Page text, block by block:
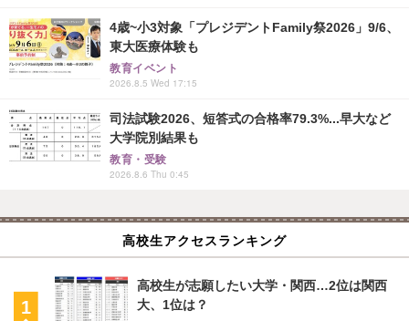
4歳~小3対象「プレジデントFamily祭2026」9/6、
東大医療体験も
教育イベント
2026.8.5 Wed 17:15
司法試験2026、短答式の合格率79.3%...早大など
大学院別結果も
教育・受験
2026.8.6 Thu 0:45
高校生アクセスランキング
高校生が志願したい大学・関西…2位は関西
大、1位は？